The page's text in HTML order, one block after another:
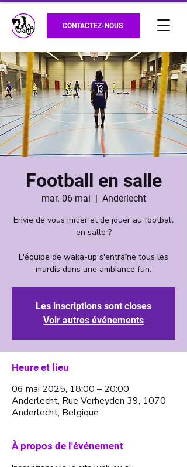
CONTACTEZ-NOUS
Football en salle
mar. 06 mai
  |
Anderlecht
Envie de vous initier et de jouer au football
en salle ?
L'équipe de waka-up s'entraîne tous les
Les inscriptions sont closes
Voir autres événements
Heure et lieu
06 mai 2025, 18:00 – 20:00
Anderlecht, Rue Verheyden 39, 1070
Anderlecht, Belgique
À propos de l'événement